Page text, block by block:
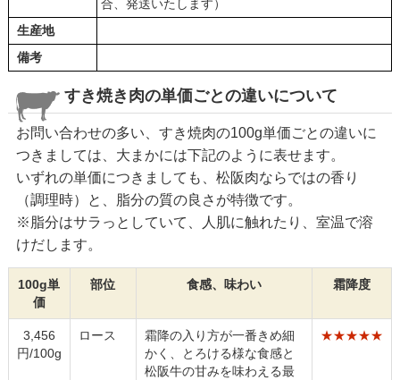
合、発送いたします）
生産地
備考
すき焼き肉の単価ごとの違いについて
お問い合わせの多い、すき焼肉の100g単価ごとの違いに
つきましては、大まかには下記のように表せます。
いずれの単価につきましても、松阪肉ならではの香り
（調理時）と、脂分の質の良さが特徴です。
※脂分はサラっとしていて、人肌に触れたり、室温で溶
けだします。
100g単
価
部位 食感、味わい 霜降度
3,456
円/100g
ロース
霜降の入り方が一番きめ細
かく、とろける様な食感と
松阪牛の甘みを味わえる最
★★★★★